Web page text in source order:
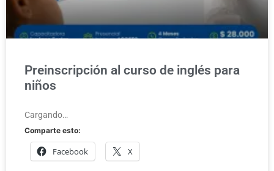
Preinscripción al curso de inglés para
niños
Cargando…
Comparte esto:
Facebook X